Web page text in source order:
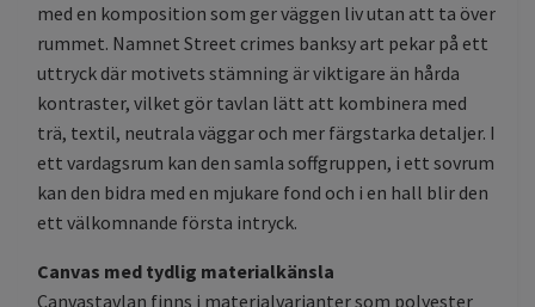
med en komposition som ger väggen liv utan att ta över
rummet. Namnet Street crimes banksy art pekar på ett
uttryck där motivets stämning är viktigare än hårda
kontraster, vilket gör tavlan lätt att kombinera med
trä, textil, neutrala väggar och mer färgstarka detaljer. I
ett vardagsrum kan den samla soffgruppen, i ett sovrum
kan den bidra med en mjukare fond och i en hall blir den
ett välkomnande första intryck.
Canvas med tydlig materialkänsla
Canvastavlan finns i materialvarianter som polyester